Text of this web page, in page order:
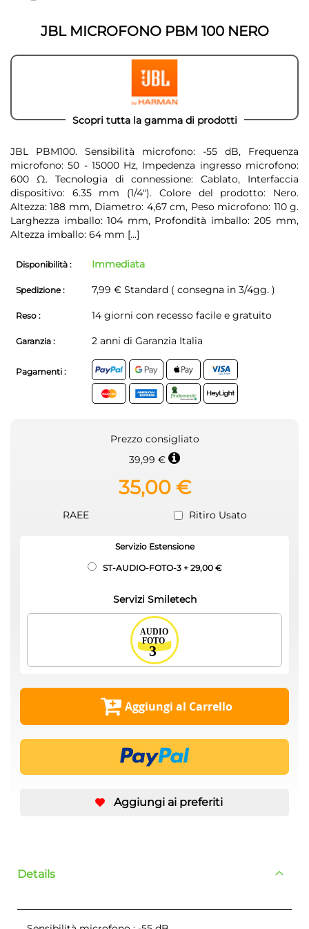
immaginiJBL MICROFONO PBM 100 NERO
Scopri tutta la gamma di prodotti
JBL PBM100. Sensibilità microfono: -55 dB, Frequenza
microfono: 50 - 15000 Hz, Impedenza ingresso microfono:
600 Ω. Tecnologia di connessione: Cablato, Interfaccia
dispositivo: 6.35 mm (1/4"). Colore del prodotto: Nero.
Altezza: 188 mm, Diametro: 4,67 cm, Peso microfono: 110 g.
Larghezza imballo: 104 mm, Profondità imballo: 205 mm,
Altezza imballo: 64 mm [...]
Disponibilità : Immediata
Spedizione : 7,99 € Standard ( consegna in 3/4gg. )
Reso : 14 giorni con recesso facile e gratuito
Garanzia : 2 anni di Garanzia Italia
Pagamenti :
Prezzo consigliato
39,99 €
35,00 €
RAEE Ritiro Usato
Servizio Estensione
ST-AUDIO-FOTO-3 + 29,00 €
Servizi Smiletech
Aggiungi al Carrello
Aggiungi ai preferiti
Details